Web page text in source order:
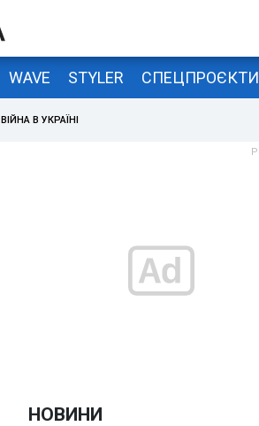
WAVE STYLER СПЕЦПРОЄКТИ
ВІЙНА В УКРАЇНІ
НОВИНИ